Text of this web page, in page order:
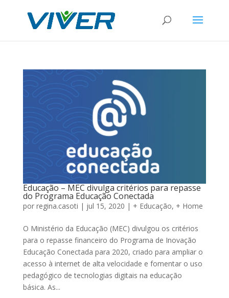
Educação – MEC divulga critérios para repasse
do Programa Educação Conectada
por regina.casoti | jul 15, 2020 | + Educação, + Home
O Ministério da Educação (MEC) divulgou os critérios
para o repasse financeiro do Programa de Inovação
Educação Conectada para 2020, criado para ampliar o
acesso à internet de alta velocidade e fomentar o uso
pedagógico de tecnologias digitais na educação
básica. As...